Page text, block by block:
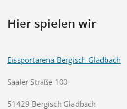
Hier spielen wir
Eissportarena Bergisch Gladbach
Saaler Straße 100
51429 Bergisch Gladbach